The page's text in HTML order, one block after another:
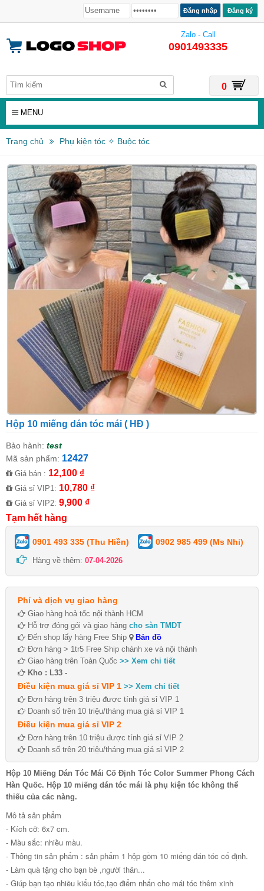
Đăng ký
Zalo - Call
0901493335
0
MENU
Trang chủ Phụ kiện tóc ✧ Buộc tóc
Hộp 10 miếng dán tóc mái ( HĐ )
Bảo hành: test
Mã sản phẩm: 12427
Giá bán : 12,100 ₫
Giá sỉ VIP1: 10,780 ₫
Giá sỉ VIP2: 9,900 ₫
Tạm hết hàng
0901 493 335 (Thu Hiền) 0902 985 499 (Ms Nhi)
Hàng về thêm: 07-04-2026
Phí và dịch vụ giao hàng
Giao hàng hoả tốc nội thành HCM
Hỗ trợ đóng gói và giao hàng cho sàn TMDT
Đến shop lấy hàng Free Ship
Bản đồ
Đơn hàng > 1tr5 Free Ship chành xe và nội thành
Giao hàng trên Toàn Quốc >> Xem chi tiết
Kho : L33 -
Điều kiện mua giá sỉ VIP 1 >> Xem chi tiết
Đơn hàng trên 3 triệu được tính giá sỉ VIP 1
Doanh số trên 10 triệu/tháng mua giá sỉ VIP 1
Điều kiện mua giá sỉ VIP 2
Đơn hàng trên 10 triệu được tính giá sỉ VIP 2
Doanh số trên 20 triệu/tháng mua giá sỉ VIP 2
Hộp 10 Miếng Dán Tóc Mái Cố Định Tóc Color Summer Phong Cách
Hàn Quốc. Hộp 10 miếng dán tóc mái là phụ kiện tóc không thể
thiếu của các nàng.
Mô tả sản phẩm
- Kích cỡ: 6x7 cm.
- Màu sắc: nhiều màu.
- Thông tin sản phẩm : sản phẩm 1 hộp gồm 10 miếng dán tóc cố định.
- Làm quà tặng cho bạn bè ,người thân...
- Giúp bạn tạo nhiều kiểu tóc,tạo điểm nhấn cho mái tóc thêm xinh